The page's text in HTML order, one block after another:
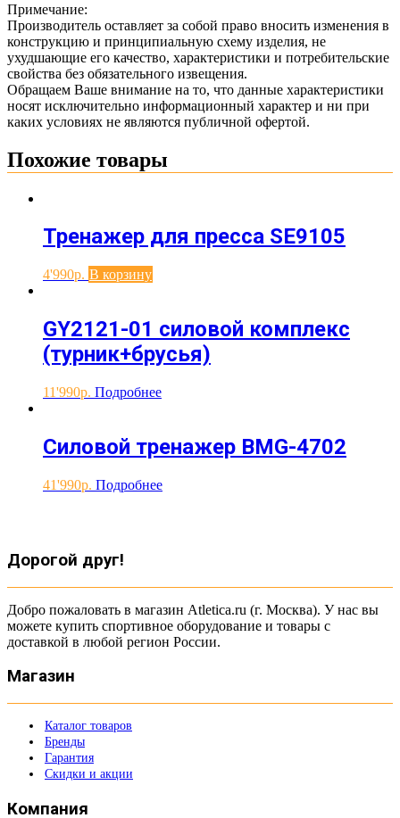
Примечание:
Производитель оставляет за собой право вносить изменения в
конструкцию и принципиальную схему изделия, не
ухудшающие его качество, характеристики и потребительские
свойства без обязательного извещения.
Обращаем Ваше внимание на то, что данные характеристики
носят исключительно информационный характер и ни при
каких условиях не являются публичной офертой.
Похожие товары
Тренажер для пресса SE9105
4'990 В корзину
GY2121-01 силовой комплекс
(турник+брусья)
11'990 Подробнее
Силовой тренажер BMG-4702
41'990 Подробнее
Дорогой друг!
Добро пожаловать в магазин Atletica.ru (г. Москва). У нас вы
можете купить спортивное оборудование и товары с
доставкой в любой регион России.
Магазин
Каталог товаров
Бренды
Гарантия
Скидки и акции
Компания